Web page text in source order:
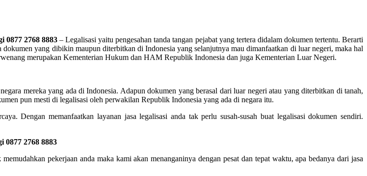
2768 8883 – Legalisasi yaitu pengesahan tanda tangan pejabat yang tertera didalam dokumen tertentu. Berarti
yang dibikin maupun diterbitkan di Indonesia yang selanjutnya mau dimanfaatkan di luar negeri, maka hal
merupakan Kementerian Hukum dan HAM Republik Indonesia dan juga Kementerian Luar Negeri.
mereka yang ada di Indonesia. Adapun dokumen yang berasal dari luar negeri atau yang diterbitkan di tanah,
pun mesti di legalisasi oleh perwakilan Republik Indonesia yang ada di negara itu.
Dengan memanfaatkan layanan jasa legalisasi anda tak perlu susah-susah buat legalisasi dokumen sendiri.
2768 8883
pekerjaan anda maka kami akan menanganinya dengan pesat dan tepat waktu, apa bedanya dari jasa